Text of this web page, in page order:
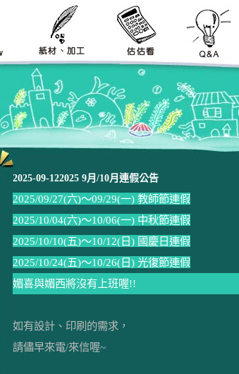
2025-09-122025 9月/10月連假公告
2025/09/27(六)～09/29(一) 教師節連假
2025/10/04(六)～10/06(一) 中秋節連假
2025/10/10(五)～10/12(日) 國慶日連假
2025/10/24(五)～10/26(日) 光復節連假
媚喜與媚西將沒有上班喔!!
如有設計、印刷的需求，
請儘早來電/來信喔~